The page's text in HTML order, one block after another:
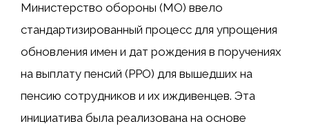
Министерство обороны (МО) ввело
стандартизированный процесс для упрощения
обновления имен и дат рождения в поручениях
на выплату пенсий (PPO) для вышедших на
пенсию сотрудников и их иждивенцев. Эта
инициатива была реализована на основе